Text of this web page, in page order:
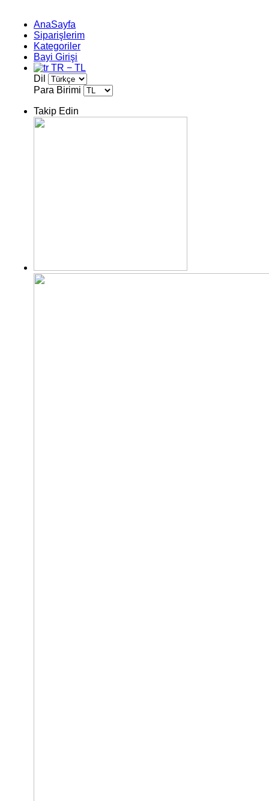
AnaSayfa
Siparişlerim
Kategoriler
Bayi Girişi
TR − TL
Dil
Para Birimi
Takip Edin